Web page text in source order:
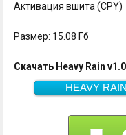
Активация вшита (CPY)
Размер: 15.08 Гб
Скачать Heavy Rain
HEAVY RAIN
15.08 Гб
Скачать